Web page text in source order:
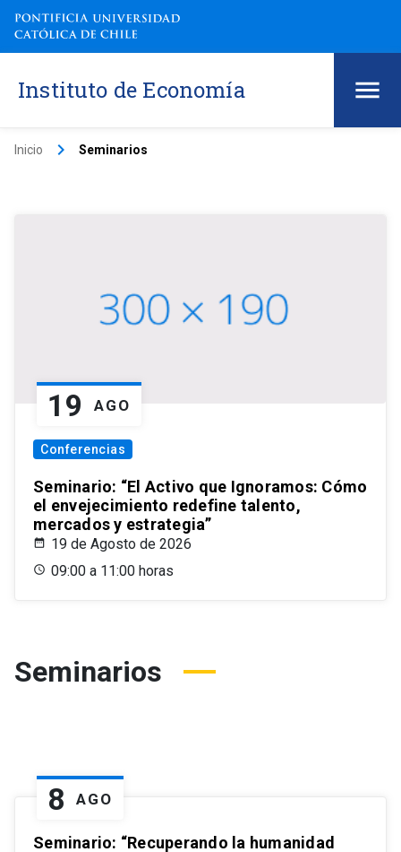
Instituto de Economía
Inicio keyboard_arrow_right Seminarios
19 AGO
Conferencias
Seminario: “El Activo que Ignoramos: Cómo
el envejecimiento redefine talento,
mercados y estrategia”
19 de Agosto de 2026
09:00 a 11:00 horas
Seminarios
8 AGO
Seminario: “Recuperando la humanidad